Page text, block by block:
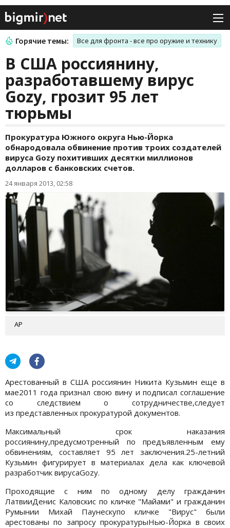
Горячие темы: Все для фронта - все про оружие и технику
В США россиянину,
разработавшему вирус
Gozy, грозит 95 лет
тюрьмы
Прокуратура Южного округа Нью-Йорка
обнародовала обвинение против троих создателей
вируса Gozy похитивших десятки миллионов
долларов с банковских счетов.
24 января 2013, 02:58
АР
Арестованный в США россиянин Никита Кузьмин еще в
мае2011 года признал свою вину и подписал соглашение
со следствием о сотрудничестве,следует
из представленных прокуратурой документов.
Максимальный срок наказания
россиянину,предусмотренный по предъявленным ему
обвинениям, составляет 95 лет заключения.25-летний
Кузьмин фигурирует в материалах дела как ключевой
разработчик вирусаGozy.
Проходящие с ним по одному делу гражданин
ЛатвииДенис Каловскис по кличке "Майами" и гражданин
Румынии Михай Паунескупо кличке "Вирус" были
арестованы по запросу прокуратурыНью-Йорка в своих